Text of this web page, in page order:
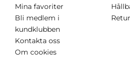
Mina favoriter
Bli medlem i
kundklubben
Kontakta oss
Om cookies
Retur